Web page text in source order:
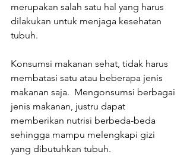
merupakan salah satu hal yang harus
dilakukan untuk menjaga kesehatan
tubuh.
Konsumsi makanan sehat, tidak harus
membatasi satu atau beberapa jenis
makanan saja.  Mengonsumsi berbagai
jenis makanan, justru dapat
memberikan nutrisi berbeda-beda
sehingga mampu melengkapi gizi
yang dibutuhkan tubuh.